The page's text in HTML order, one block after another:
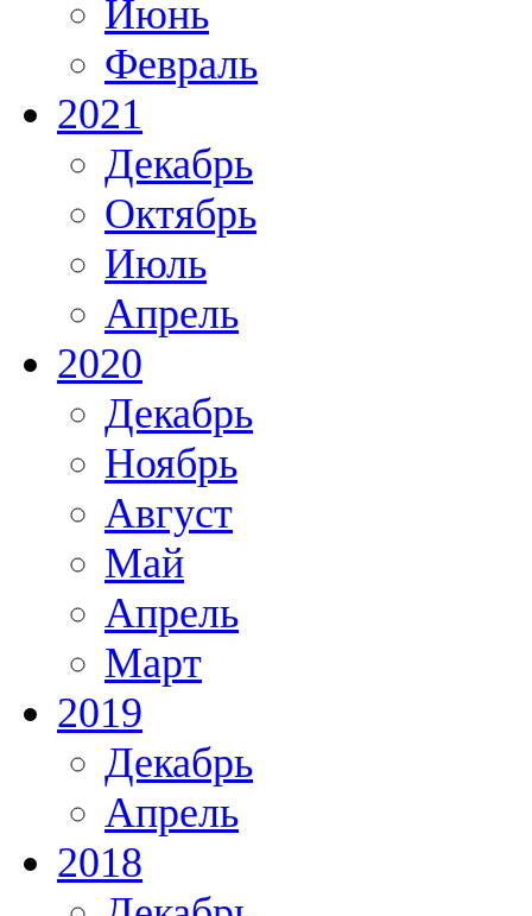
Июнь
Февраль
2021
Декабрь
Октябрь
Июль
Апрель
2020
Декабрь
Ноябрь
Август
Май
Апрель
Март
2019
Декабрь
Апрель
2018